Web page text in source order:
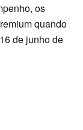
os
quando
de junho de